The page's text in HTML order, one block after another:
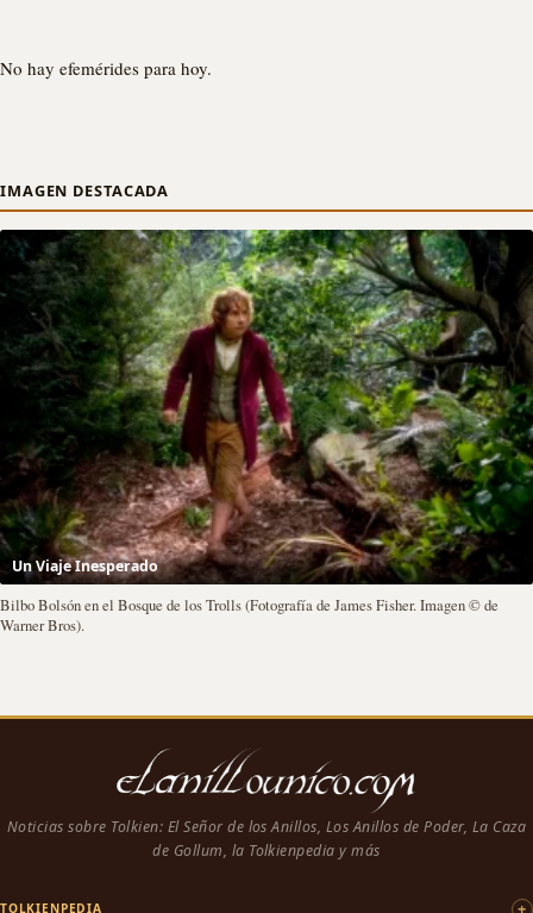
No hay efemérides para hoy.
IMAGEN DESTACADA
Un Viaje Inesperado
Bilbo Bolsón en el Bosque de los Trolls (Fotografía de James Fisher. Imagen © de
Warner Bros).
Noticias sobre Tolkien: El Señor de los Anillos, Los Anillos de Poder, La Caza
de Gollum, la Tolkienpedia y más
TOLKIENPEDIA